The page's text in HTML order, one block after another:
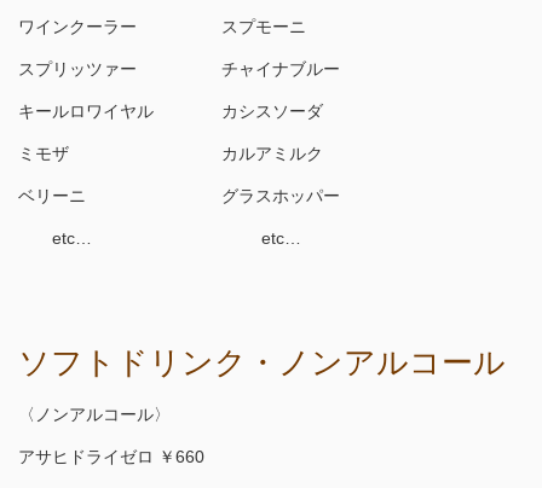
ワインクーラー スプモーニ
スプリッツァー チャイナブルー
キールロワイヤル カシスソーダ
ミモザ カルアミルク
ベリーニ グラスホッパー
etc… etc…
ソフトドリンク・ノンアルコール
〈ノンアルコール〉
アサヒドライゼロ ￥660